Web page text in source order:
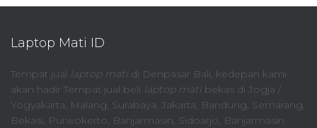
Laptop Mati ID
Tempat jual laptop matidi Denpasar Bali, kedepan kami
akan hadir Tempat jual beli laptop matibekas di Jogja /
Yogyakarta, Malang, Surabaya, Jakarta, Bandung, Semarang,
Bekasi, Purwokerto, Banjarmasin, Sidoarjo, Banjarmasin.